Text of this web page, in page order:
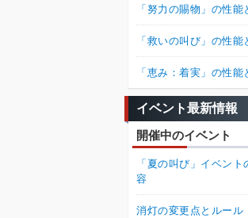
「努力の賜物」の性能
「救いの叫び」の性能
「恵み：着実」の性能
イベント最新情報
開催中のイベント
「夏の叫び」イベント
容
消灯の変更点とルール